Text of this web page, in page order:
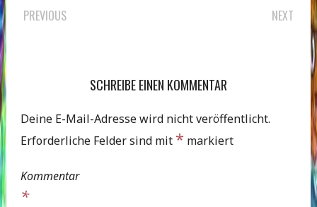
POST
PREVIOUS NEXT
SCHREIBE EINEN KOMMENTAR
Deine E-Mail-Adresse wird nicht veröffentlicht.
Erforderliche Felder sind mit * markiert
Kommentar
*